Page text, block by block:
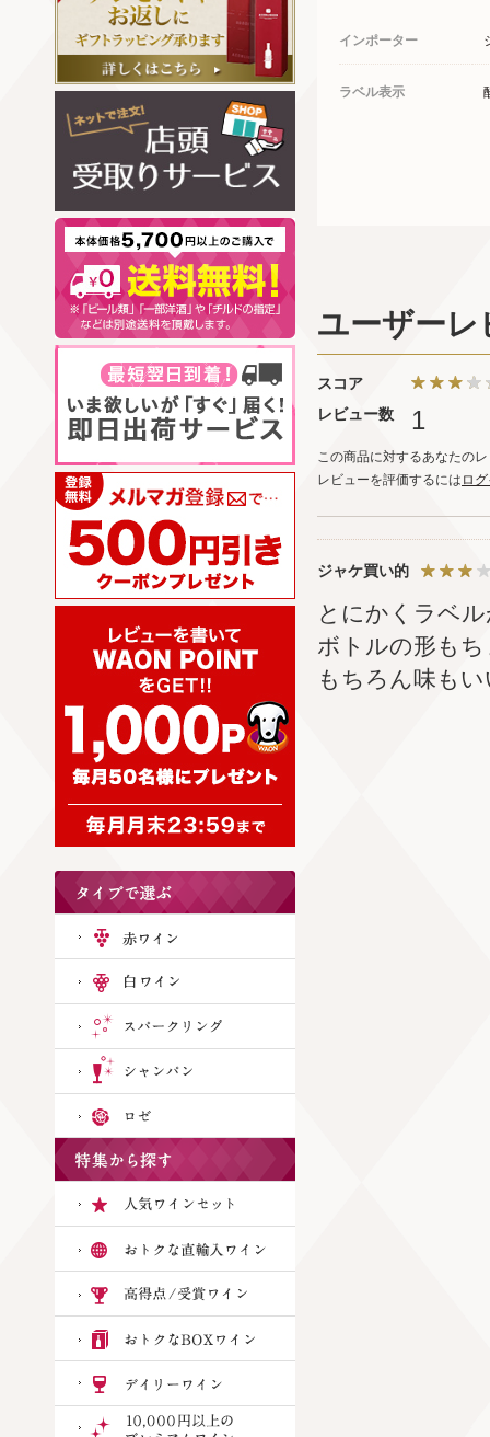
インポーター
ラベル表示
ユーザーレ
スコア
レビュー数
1
この商品に対するあなたの
レビューを評価するには ロ
ジャケ買い的
とにかくラベ
ボトルの形も
もちろん味も